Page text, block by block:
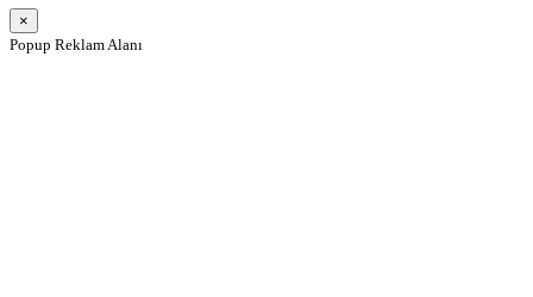
×
Popup Reklam Alanı